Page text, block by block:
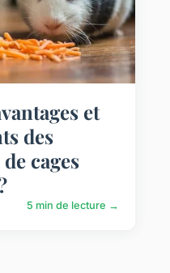
et
des
cages
5 min de lecture →